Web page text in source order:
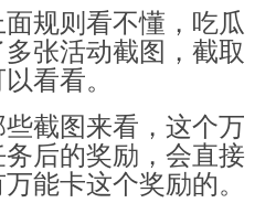
规则看不懂，吃瓜
张活动截图，截取
看看。
截图来看，这个万
后的奖励，会直接
能卡这个奖励的。